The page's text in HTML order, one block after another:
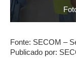
Fonte: SECOM –
Publicado por: